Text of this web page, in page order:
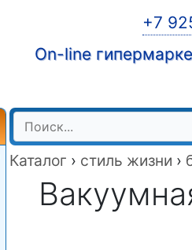
+7
On-line
Каталог › стиль жизни ›